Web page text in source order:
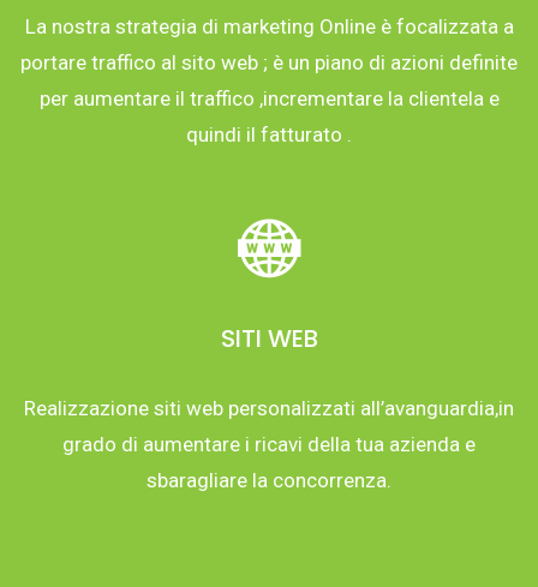
La nostra strategia di marketing Online è focalizzata a
portare traffico al sito web ; è un piano di azioni definite
per aumentare il traffico ,incrementare la clientela e
quindi il fatturato .
SITI WEB
Realizzazione siti web personalizzati all’avanguardia,in
grado di aumentare i ricavi della tua azienda e
sbaragliare la concorrenza.